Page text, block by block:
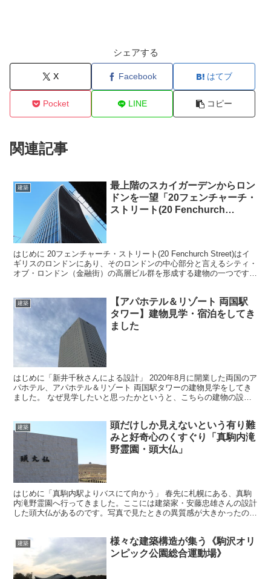
シェアする
X Facebook はてブ
Pocket LINE コピー
関連記事
建築
最上階のスカイガーデンからロン
ドンを一望「20フェンチャーチ・
ストリート(20 Fenchurch
はじめに 20フェンチャーチ・ストリート(20 Fenchurch Street)はイ
ギリスのロンドンにあり、そのロンドンの中心部分と言えるシティ・
オブ・ロンドン（金融街）の高層ビル群を形成する建物の一つです。
建築
【アパホテル＆リゾート 両国駅
タワー】建物見学・宿泊をしてき
ました
はじめに「新井千秋さんによる設計」 2020年8月に開業した両国のア
パホテル、アパホテル＆リゾート 両国駅タワーの建物見学をしてき
ました。 なぜ見学したいと思ったかというと、こちらの建物の設計
建築
頭だけしか見えないという有り難
みと好奇心のくすぐり「真駒内滝
野霊園・頭大仏」
はじめに「真駒内駅よりバスにて向かう」 春先に札幌にある、真駒
内滝野霊園へ行ってきました。ここには建築家・安藤忠雄さんの設計
した頭大仏があるのです。写真で見たときの異質感が大きかったの
建築
様々な建築構造が集う《駒沢オリ
ンピック公園総合運動場》